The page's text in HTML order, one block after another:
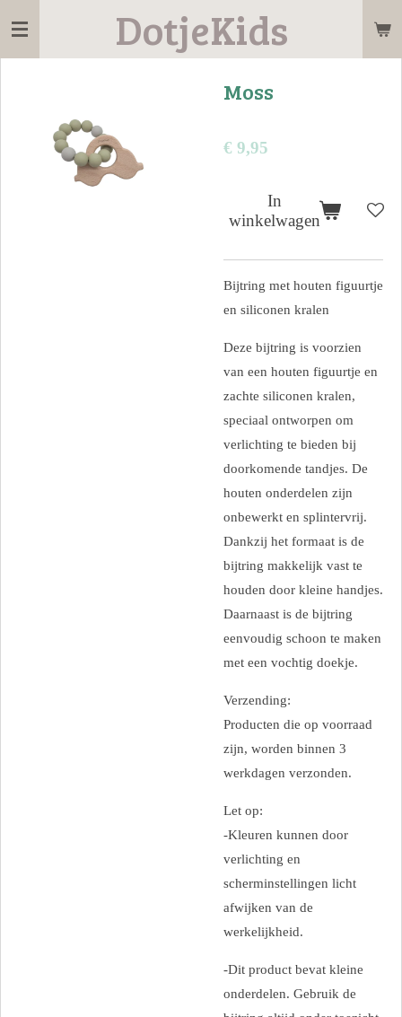
Ga
hoofdinhoud
DotjeKids
Moss
€ 9,95
In
winkelwagen
Bijtring met houten figuurtje
en siliconen kralen
Deze bijtring is voorzien
van een houten figuurtje en
zachte siliconen kralen,
speciaal ontworpen om
verlichting te bieden bij
doorkomende tandjes. De
houten onderdelen zijn
onbewerkt en splintervrij.
Dankzij het formaat is de
bijtring makkelijk vast te
houden door kleine handjes.
Daarnaast is de bijtring
eenvoudig schoon te maken
met een vochtig doekje.
Verzending:
Producten die op voorraad
zijn, worden binnen 3
werkdagen verzonden.
Let op:
-Kleuren kunnen door
verlichting en
scherminstellingen licht
afwijken van de
werkelijkheid.
-Dit product bevat kleine
onderdelen. Gebruik de